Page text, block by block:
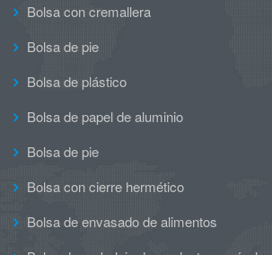
Bolsa con cremallera
Bolsa de pie
Bolsa de plástico
Bolsa de papel de aluminio
Bolsa de pie
Bolsa con cierre hermético
Bolsa de envasado de alimentos